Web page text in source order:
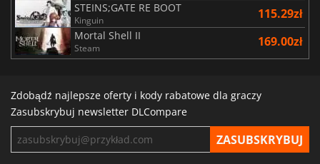
STEINS;GATE RE BOOT
Kinguin 115.29zł
Mortal Shell II
Steam 169.00zł
Zdobądź najlepsze oferty i kody rabatowe dla graczy
Zasubskrybuj newsletter DLCompare